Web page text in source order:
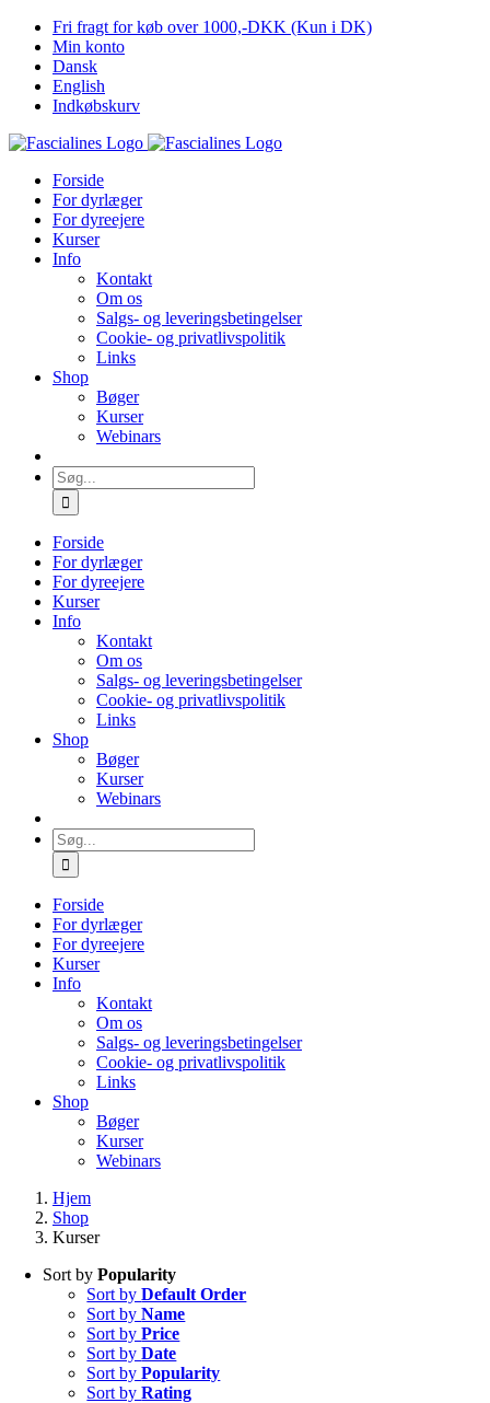
Skip
content
Fri fragt for køb over 1000,-DKK (Kun i DK)
Min konto
Dansk
English
Indkøbskurv
Forside
For dyrlæger
For dyreejere
Kurser
Info
Kontakt
Om os
Salgs- og leveringsbetingelser
Cookie- og privatlivspolitik
Links
Shop
Bøger
Kurser
Webinars
Søg
efter:
Forside
For dyrlæger
For dyreejere
Kurser
Info
Kontakt
Om os
Salgs- og leveringsbetingelser
Cookie- og privatlivspolitik
Links
Shop
Bøger
Kurser
Webinars
Søg
efter:
Forside
For dyrlæger
For dyreejere
Kurser
Info
Kontakt
Om os
Salgs- og leveringsbetingelser
Cookie- og privatlivspolitik
Links
Shop
Bøger
Kurser
Webinars
Hjem
Shop
Kurser
Sort byPopularity
Sort byDefault Order
Sort byName
Sort byPrice
Sort byDate
Sort byPopularity
Sort byRating